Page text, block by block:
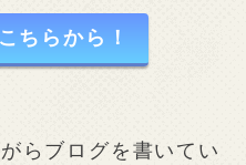
ちらから！
らブログを書いてい